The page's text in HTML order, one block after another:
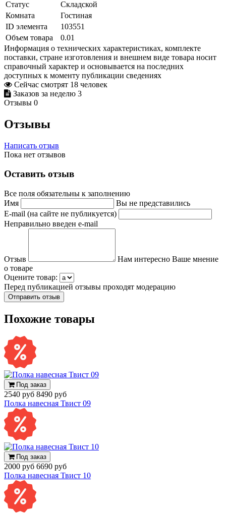
Статус
Складской
Комната
Гостиная
ID элемента
103551
Объем товара
0.01
Информация о технических характеристиках, комплекте
поставки, стране изготовления и внешнем виде товара носит
справочный характер и основывается на последних
доступных к моменту публикации сведениях
Сейчас смотрят 18 человек
Заказов за неделю 3
Отзывы 0
Отзывы
Написать отзыв
Пока нет отзывов
Оставить отзыв
Все поля обязательны к заполнению
Имя
Вы не представились
E-mail (на сайте не публикуется)
Неправильно введен e-mail
Отзыв
Нам интересно Ваше мнение
о товаре
Оцените товар:
Перед публикацией отзывы проходят модерацию
Похожие товары
Под заказ
2540 руб 8490 руб
Полка навесная Твист 09
Под заказ
2000 руб 6690 руб
Полка навесная Твист 10